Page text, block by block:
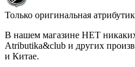
Только оригинальная
В нашем магазине НЕТ
Atributika&club и других
и Китае.